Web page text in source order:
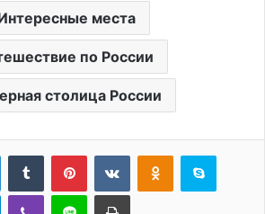
места
по России
столица России
LinkedInTumblr PinterestВконтактеОдноклассники
Skype
TelegramViber Line Печатать